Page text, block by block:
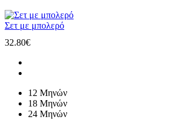
Σετ με μπολερό
32.80€
12 Μηνών
18 Μηνών
24 Μηνών